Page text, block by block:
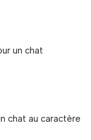
un chat
chat au caractère